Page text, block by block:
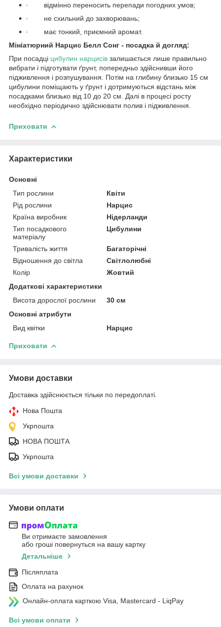
· відмінно переносить перепади погодних умов;
· не схильний до захворювань;
· має тонкий, приємний аромат.
Мініатюрний Нарцис Белл Сонг - посадка й догляд:
При посадці цибулин нарцисів залишається лише правильно
вибрати і підготувати ґрунт, попередньо здійснивши його
підживлення і розпушування. Потім на глибину близько 15 см
цибулини поміщають у ґрунт і дотримуються відстань між
посадками близько від 10 до 20 см. Далі в процесі росту
необхідно періодично здійснювати полив і підживлення.
Приховати
Характеристики
Основні
Тип рослини
Квіти
Рід рослини
Нарцис
Країна виробник
Нідерланди
Тип посадкового
матеріалу
Цибулини
Тривалість життя
Багаторічні
Відношення до світла
Світлолюбні
Колір
Жовтий
Додаткові характеристики
Висота дорослої рослини
30 см
Основні атрибути
Вид квітки
Нарцис
Приховати
Умови доставки
Доставка здійснюється тільки по передоплаті.
Нова Пошта
Укрпошта
НОВА ПОШТА
Укрпошта
Всі умови доставки
Умови оплати
Ви отримаєте замовлення
або гроші повернуться на вашу картку
Детальніше
Післяплата
Оплата на рахунок
Онлайн-оплата карткою Visa, Mastercard - LiqPay
Всі умови оплати